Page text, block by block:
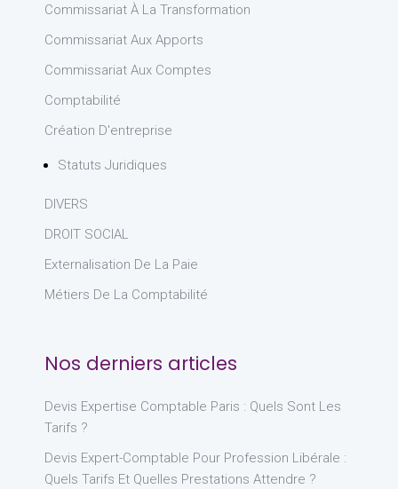
Commissariat À La Transformation
Commissariat Aux Apports
Commissariat Aux Comptes
Comptabilité
Création D'entreprise
Statuts Juridiques
DIVERS
DROIT SOCIAL
Externalisation De La Paie
Métiers De La Comptabilité
Nos derniers articles
Devis Expertise Comptable Paris : Quels Sont Les
Tarifs ?
Devis Expert-Comptable Pour Profession Libérale :
Quels Tarifs Et Quelles Prestations Attendre ?